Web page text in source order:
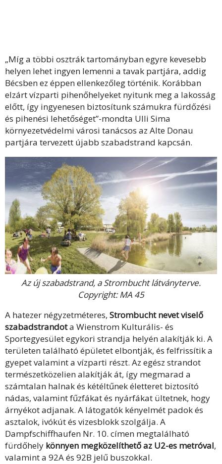
„Míg a többi osztrák tartományban egyre kevesebb
helyen lehet ingyen lemenni a tavak partjára, addig
Bécsben ez éppen ellenkezőleg történik. Korábban
elzárt vízparti pihenőhelyeket nyitunk meg a lakosság
előtt, így ingyenesen biztosítunk számukra fürdőzési
és pihenési lehetőséget”-mondta Ulli Sima
környezetvédelmi városi tanácsos az Alte Donau
partjára tervezett újabb szabadstrand kapcsán.
Az új szabadstrand, a Strombucht látványterve.
Copyright: MA 45
A hatezer négyzetméteres, Strombucht nevet viselő
szabadstrandota Wienstrom Kulturális- és
Sportegyesület egykori strandja helyén alakítják ki. A
területen található épületet elbontják, és felfrissítik a
gyepet valamint a vízparti részt. Az egész strandot
természetközelien alakítják át, így megmarad a
számtalan halnak és kétéltűnek életteret biztosító
nádas, valamint fűzfákat és nyárfákat ültetnek, hogy
árnyékot adjanak. A látogatók kényelmét padok és
asztalok, ivókút és vizesblokk szolgálja. A
Dampfschiffhaufen Nr. 10. címen megtalálható
fürdőhely könnyen megközelíthető az U2-es metróval,
valamint a 92A és 92B jelű buszokkal.